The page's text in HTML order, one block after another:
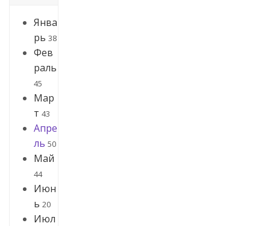
Янва
рь 38
Фев
раль
45
Мар
т 43
Апре
ль 50
Май
44
Июн
ь 20
Июл